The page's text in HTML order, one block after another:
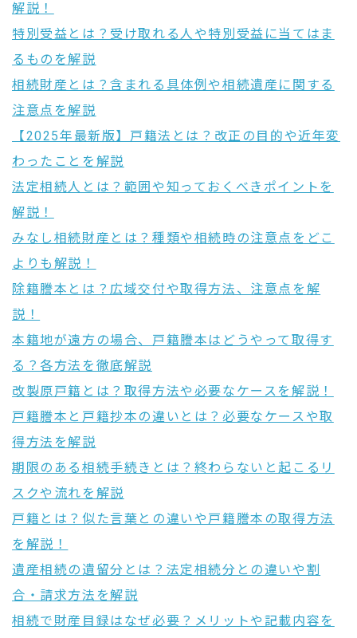
解説！
特別受益とは？受け取れる人や特別受益に当てはま
るものを解説
相続財産とは？含まれる具体例や相続遺産に関する
注意点を解説
【2025年最新版】戸籍法とは？改正の目的や近年変
わったことを解説
法定相続人とは？範囲や知っておくべきポイントを
解説！
みなし相続財産とは？種類や相続時の注意点をどこ
よりも解説！
除籍謄本とは？広域交付や取得方法、注意点を解
説！
本籍地が遠方の場合、戸籍謄本はどうやって取得す
る？各方法を徹底解説
改製原戸籍とは？取得方法や必要なケースを解説！
戸籍謄本と戸籍抄本の違いとは？必要なケースや取
得方法を解説
期限のある相続手続きとは？終わらないと起こるリ
スクや流れを解説
戸籍とは？似た言葉との違いや戸籍謄本の取得方法
を解説！
遺産相続の遺留分とは？法定相続分との違いや割
合・請求方法を解説
相続で財産目録はなぜ必要？メリットや記載内容を